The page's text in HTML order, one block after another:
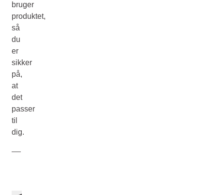
bruger
produktet,
så
du
er
sikker
på,
at
det
passer
til
dig.